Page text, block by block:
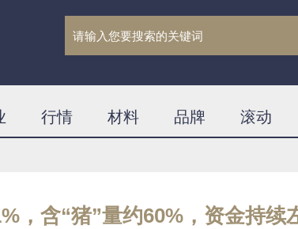
行情 材料 品牌 滚动
，含“猪”量约60%，资金持续